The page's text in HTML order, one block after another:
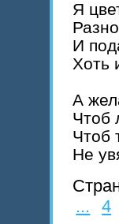
Я
И
Хоть
А
Чтоб
Чтоб
Не
...
4